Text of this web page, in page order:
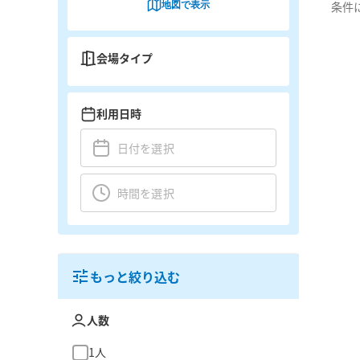
条件
地図で表示
会場タイプ
利用日時
もっと絞り込む
人数
1人